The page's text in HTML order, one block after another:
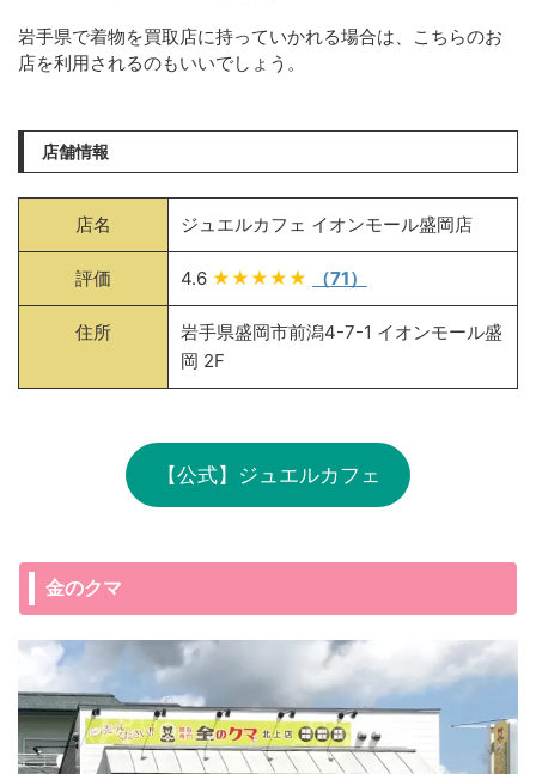
岩手県で着物を買取店に持っていかれる場合は、こちらのお
店を利用されるのもいいでしょう。
店舗情報
店名 ジュエルカフェ イオンモール盛岡店
評価 4.6 ★★★★★ （71）
住所
岩手県盛岡市前潟4-7-1 イオンモール盛
岡 2F
【公式】ジュエルカフェ
金のクマ